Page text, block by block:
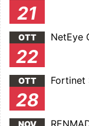
21
OTT
22
NetEye
OTT
28
Fortinet
NOV